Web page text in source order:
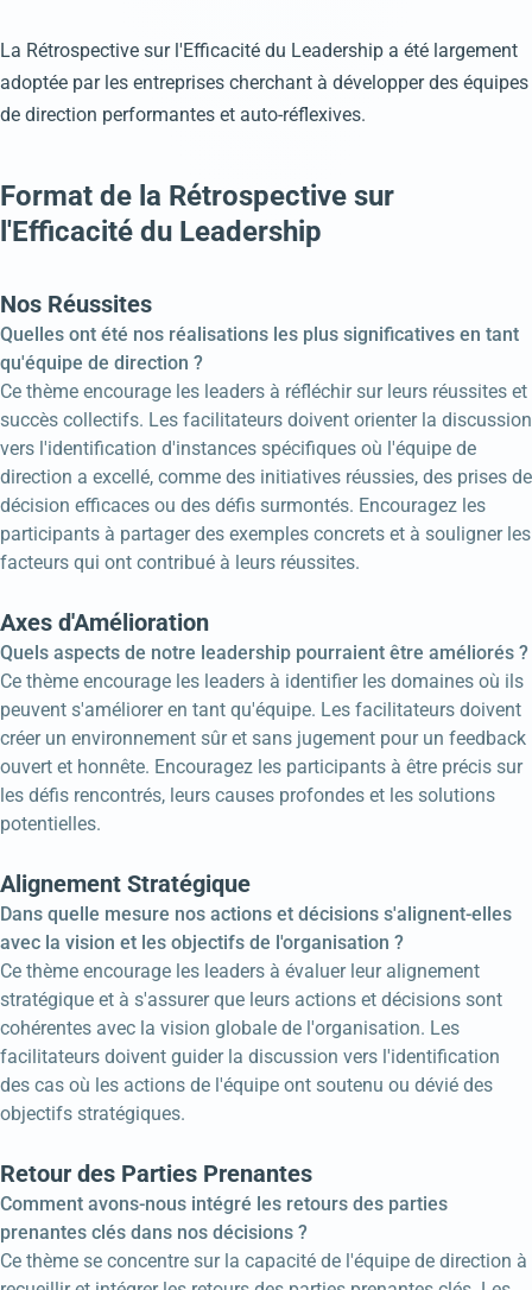
La Rétrospective sur l'Efficacité du Leadership a été largement
adoptée par les entreprises cherchant à développer des équipes
de direction performantes et auto-réflexives.
Format de la Rétrospective sur
l'Efficacité du Leadership
Nos Réussites
Quelles ont été nos réalisations les plus significatives en tant
qu'équipe de direction ?
Ce thème encourage les leaders à réfléchir sur leurs réussites et
succès collectifs. Les facilitateurs doivent orienter la discussion
vers l'identification d'instances spécifiques où l'équipe de
direction a excellé, comme des initiatives réussies, des prises de
décision efficaces ou des défis surmontés. Encouragez les
participants à partager des exemples concrets et à souligner les
facteurs qui ont contribué à leurs réussites.
Axes d'Amélioration
Quels aspects de notre leadership pourraient être améliorés ?
Ce thème encourage les leaders à identifier les domaines où ils
peuvent s'améliorer en tant qu'équipe. Les facilitateurs doivent
créer un environnement sûr et sans jugement pour un feedback
ouvert et honnête. Encouragez les participants à être précis sur
les défis rencontrés, leurs causes profondes et les solutions
potentielles.
Alignement Stratégique
Dans quelle mesure nos actions et décisions s'alignent-elles
avec la vision et les objectifs de l'organisation ?
Ce thème encourage les leaders à évaluer leur alignement
stratégique et à s'assurer que leurs actions et décisions sont
cohérentes avec la vision globale de l'organisation. Les
facilitateurs doivent guider la discussion vers l'identification
des cas où les actions de l'équipe ont soutenu ou dévié des
objectifs stratégiques.
Retour des Parties Prenantes
Comment avons-nous intégré les retours des parties
prenantes clés dans nos décisions ?
Ce thème se concentre sur la capacité de l'équipe de direction à